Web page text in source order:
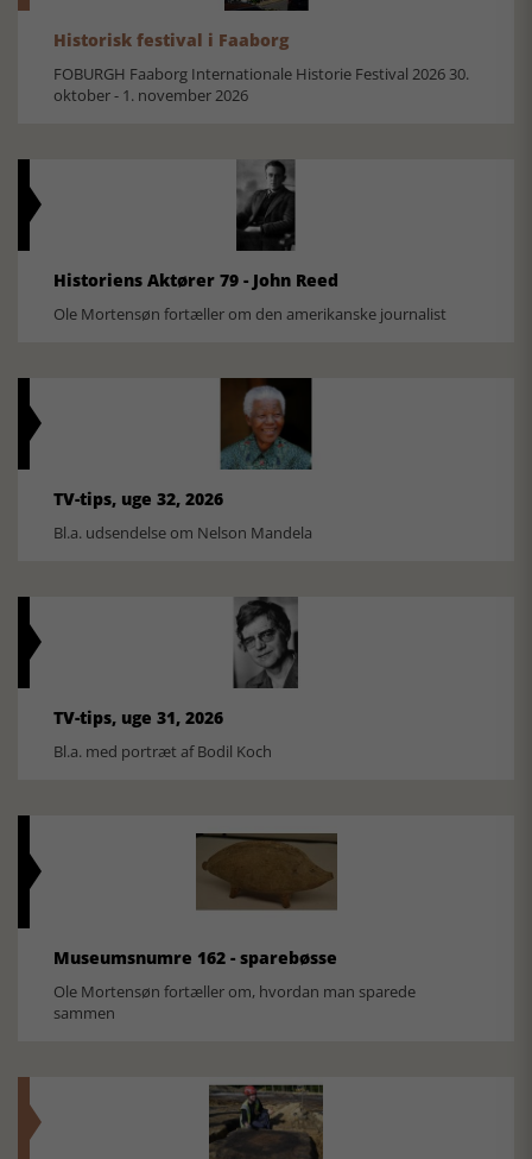
Historisk festival i Faaborg
FOBURGH Faaborg Internationale Historie Festival 2026 30.
oktober - 1. november 2026
Historiens Aktører 79 - John Reed
Ole Mortensøn fortæller om den amerikanske journalist
TV-tips, uge 32, 2026
Bl.a. udsendelse om Nelson Mandela
TV-tips, uge 31, 2026
Bl.a. med portræt af Bodil Koch
Museumsnumre 162 - sparebøsse
Ole Mortensøn fortæller om, hvordan man sparede
sammen